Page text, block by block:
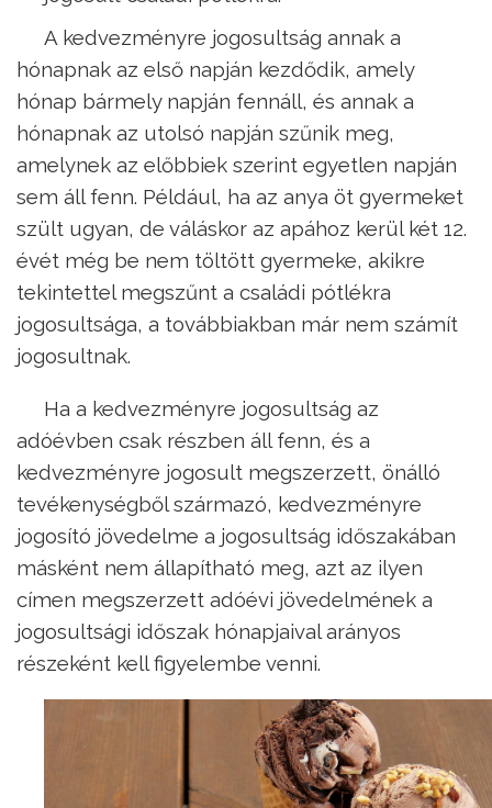
A kedvezményre jogosultság annak a
hónapnak az első napján kezdődik, amely
hónap bármely napján fennáll, és annak a
hónapnak az utolsó napján szűnik meg,
amelynek az előbbiek szerint egyetlen napján
sem áll fenn. Például, ha az anya öt gyermeket
szült ugyan, de váláskor az apához kerül két 12.
évét még be nem töltött gyermeke, akikre
tekintettel megszűnt a családi pótlékra
jogosultsága, a továbbiakban már nem számít
jogosultnak.
Ha a kedvezményre jogosultság az
adóévben csak részben áll fenn, és a
kedvezményre jogosult megszerzett, önálló
tevékenységből származó, kedvezményre
jogosító jövedelme a jogosultság időszakában
másként nem állapítható meg, azt az ilyen
címen megszerzett adóévi jövedelmének a
jogosultsági időszak hónapjaival arányos
részeként kell figyelembe venni.